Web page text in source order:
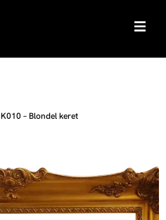
K010 – Blondel keret